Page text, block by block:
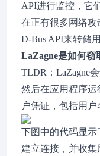
API进行监控，它
在正有很多网络攻
D-Bus API来转储
LaZagne是如何窃
TLDR：LaZagne
然后在应用程序
户凭证，包括用户
下图中的代码显示
建立连接，并收集